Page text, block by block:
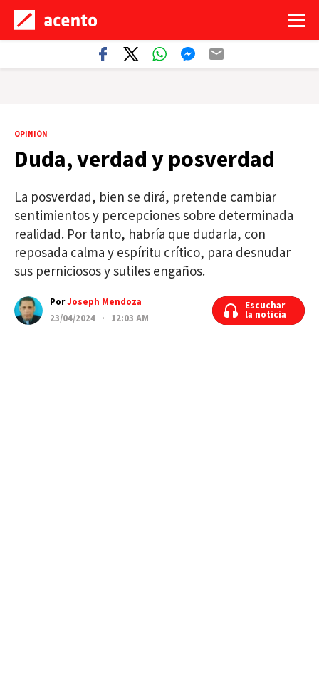
OPINIÓN
Duda, verdad y posverdad
La posverdad, bien se dirá, pretende cambiar
sentimientos y percepciones sobre determinada
realidad. Por tanto, habría que dudarla, con
reposada calma y espíritu crítico, para desnudar
sus perniciosos y sutiles engaños.
PorJoseph Mendoza
23/04/2024 · 12:03 AM
Escuchar
la noticia
Escuchar
la noticia